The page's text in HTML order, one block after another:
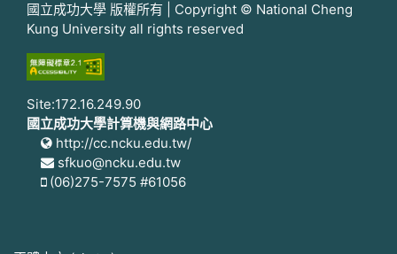
國立成功大學 版權所有 | Copyright © National Cheng
Kung University all rights reserved
Site:172.16.249.90
國立成功大學計算機與網路中心
http://cc.ncku.edu.tw/
sfkuo@ncku.edu.tw
(06)275-7575 #61056